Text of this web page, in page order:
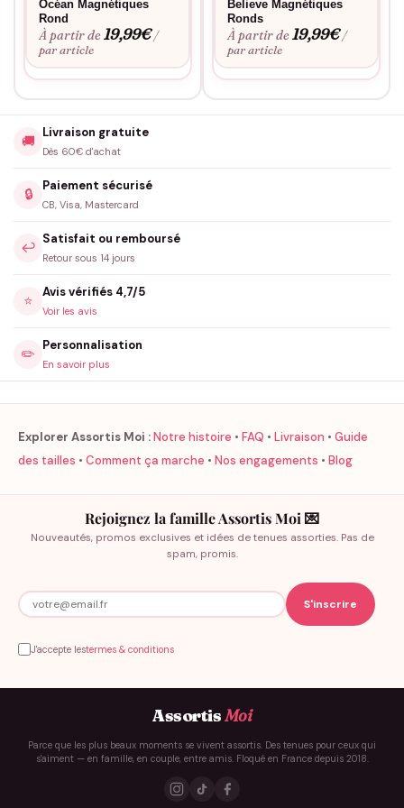
Océan Magnétiques
Rond
À partir de19,99€ /
par article
Believe Magnétiques
Ronds
À partir de19,99€ /
par article
🚚
Livraison gratuite
Dès 60€ d'achat
🔒
Paiement sécurisé
CB, Visa, Mastercard
↩️
Satisfait ou remboursé
Retour sous 14 jours
⭐
Avis vérifiés 4,7/5
Voir les avis
✏️
Personnalisation
En savoir plus
Explorer Assortis Moi :Notre histoire • FAQ • Livraison • Guide
des tailles • Comment ça marche • Nos engagements • Blog
Rejoignez la famille Assortis Moi 💌
Nouveautés, promos exclusives et idées de tenues assorties. Pas de
spam, promis.
J'accepte lestermes & conditions
AssortisMoi
Parce que les plus beaux moments se vivent assortis. Des tenues pour ceux qui
s'aiment — en famille, en couple, entre amis. Floqué en France depuis 2018.